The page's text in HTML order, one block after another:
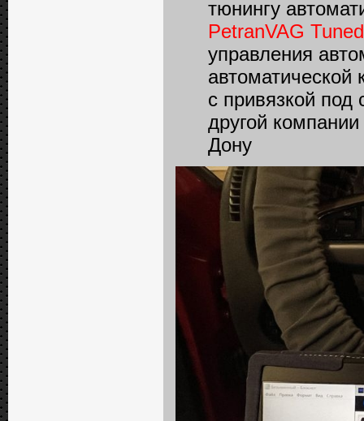
тюнингу
PetranVAG Tuned
управления
автоматической
с привязкой под
другой
Дону